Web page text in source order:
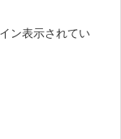
ン表示されてい